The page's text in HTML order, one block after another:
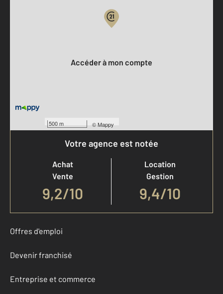
500 m ©Mappy
Accéder à mon compte
Votre agence est notée
Achat
Vente
9,2/10
Location
Gestion
9,4/10
Offres d'emploi
Devenir franchisé
Entreprise et commerce